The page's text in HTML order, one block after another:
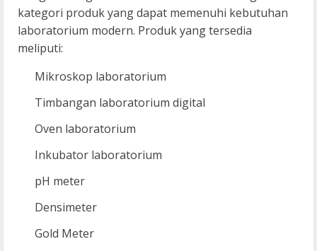
kategori produk yang dapat memenuhi kebutuhan
laboratorium modern. Produk yang tersedia
meliputi:
Mikroskop laboratorium
Timbangan laboratorium digital
Oven laboratorium
Inkubator laboratorium
pH meter
Densimeter
Gold Meter